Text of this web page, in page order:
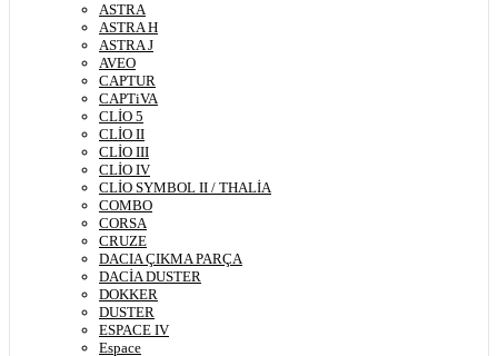
ASTRA
ASTRA H
ASTRA J
AVEO
CAPTUR
CAPTiVA
CLİO 5
CLİO II
CLİO III
CLİO IV
CLİO SYMBOL II / THALİA
COMBO
CORSA
CRUZE
DACIA ÇIKMA PARÇA
DACİA DUSTER
DOKKER
DUSTER
ESPACE IV
Espace